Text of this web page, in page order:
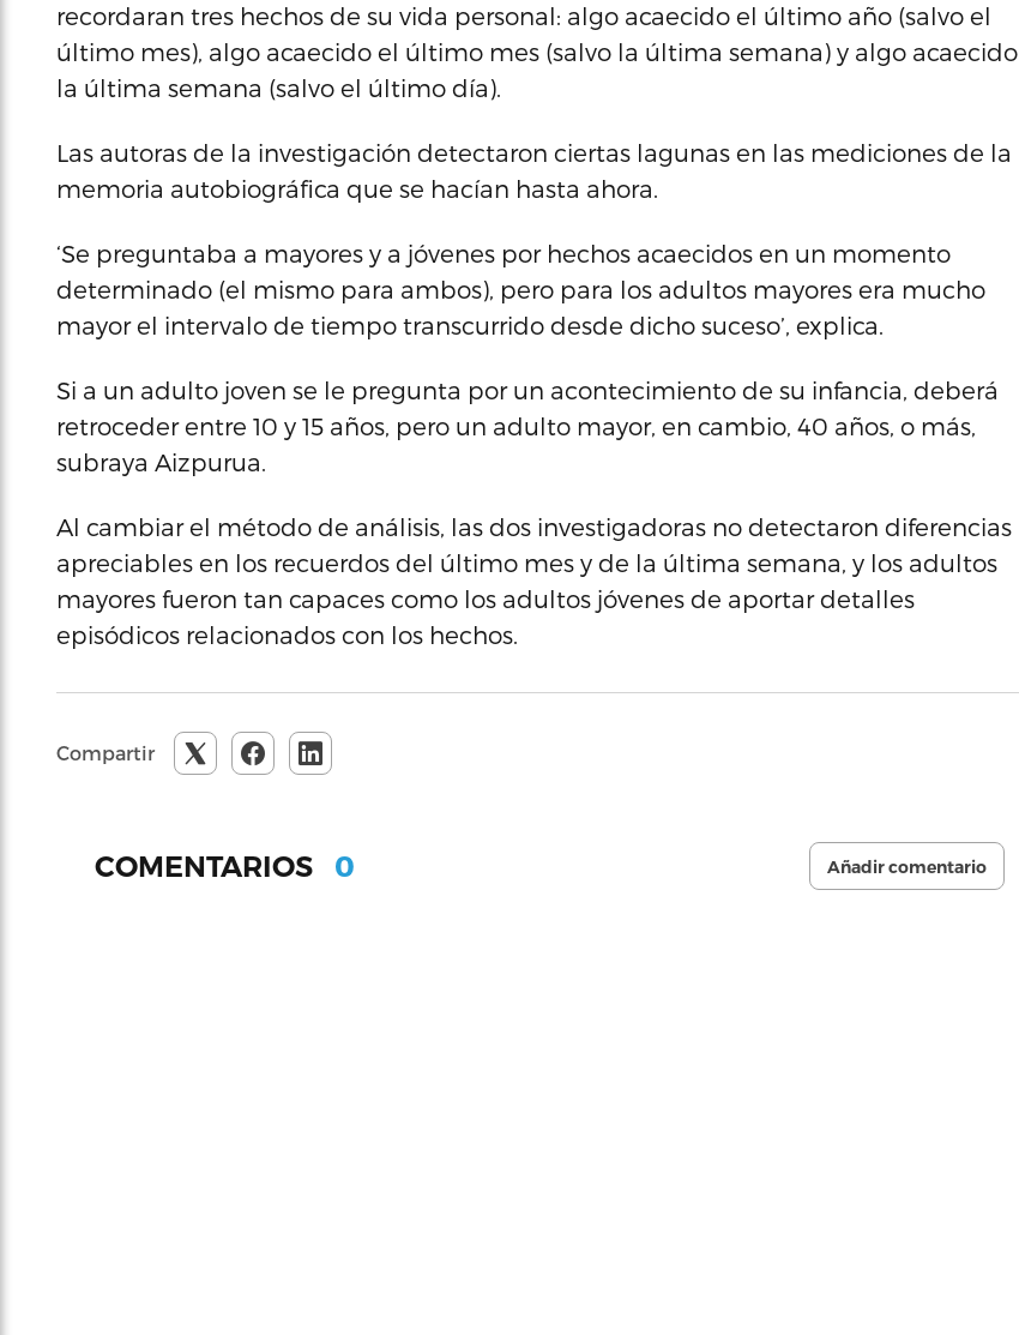
recordaran tres hechos de su vida personal: algo acaecido el último año (salvo el
último mes), algo acaecido el último mes (salvo la última semana) y algo acaecido
la última semana (salvo el último día).
Las autoras de la investigación detectaron ciertas lagunas en las mediciones de la
memoria autobiográfica que se hacían hasta ahora.
‘Se preguntaba a mayores y a jóvenes por hechos acaecidos en un momento
determinado (el mismo para ambos), pero para los adultos mayores era mucho
mayor el intervalo de tiempo transcurrido desde dicho suceso’, explica.
Si a un adulto joven se le pregunta por un acontecimiento de su infancia, deberá
retroceder entre 10 y 15 años, pero un adulto mayor, en cambio, 40 años, o más,
subraya Aizpurua.
Al cambiar el método de análisis, las dos investigadoras no detectaron diferencias
apreciables en los recuerdos del último mes y de la última semana, y los adultos
mayores fueron tan capaces como los adultos jóvenes de aportar detalles
episódicos relacionados con los hechos.
Compartir
COMENTARIOS 0 Añadir comentario